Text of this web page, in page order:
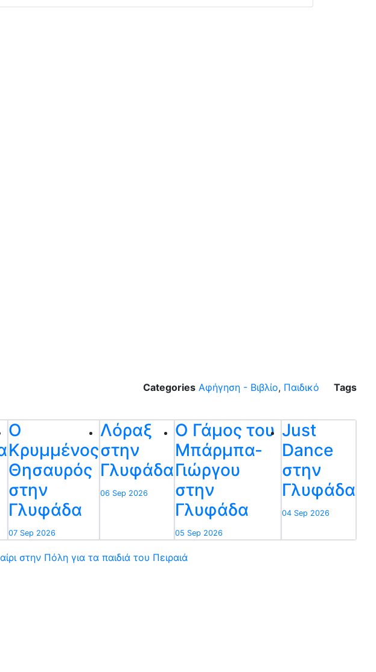
Categories Αφήγηση - Βιβλίο, Παιδικό Tags
Ο
Κρυμμένος
Θησαυρός
στην
Γλυφάδα
07 Sep 2026
Λόραξ
στην
Γλυφάδα
06 Sep 2026
Ο Γάμος του
Μπάρμπα-
Γιώργου
στην
Γλυφάδα
05 Sep 2026
Just
Dance
στην
Γλυφάδα
04 Sep 2026
στην Πόλη για τα παιδιά του Πειραιά